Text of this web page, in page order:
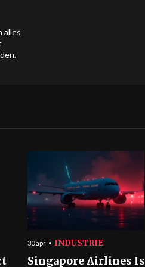
alles
30 apr INDUSTRIE
Singapore Airlines Is